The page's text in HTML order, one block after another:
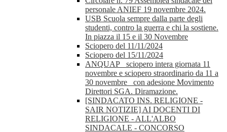
personale ANIEF 19 novembre 2024.
USB Scuola sempre dalla parte degli
studenti, contro la guerra e chi la sostiene.
In piazza il 15 e il 30 Novembre
Sciopero del 11/11/2024
Sciopero del 15/11/2024
ANQUAP_ sciopero intera giornata 11
novembre e sciopero straordinario da 11 a
30 novembre_ con adesione Movimento
Direttori SGA. Diramazione.
[SINDACATO INS. RELIGIONE -
SAIR NOTIZIE] AI DOCENTI DI
RELIGIONE - ALL'ALBO
SINDACALE - CONCORSO